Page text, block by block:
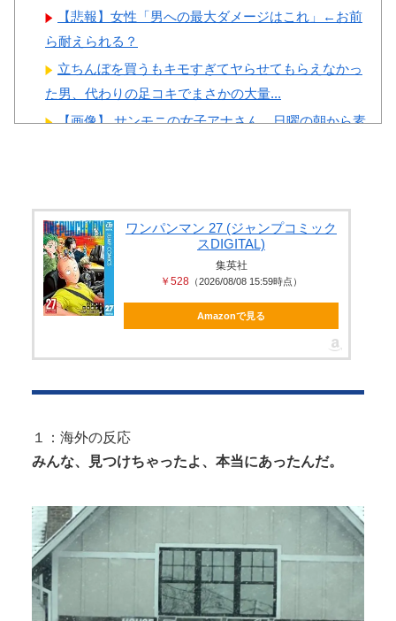
ッフたちの姿をご覧ください」
「あんな状況なら日本だけでは
高級車を買うと葬儀屋さんみた
いになります」
Powered by livedoor 相互RSS
【悲報】女性「男への最大ダメージはこれ」←お前
ら耐えられる？
立ちんぼを買うもキモすぎてヤらせてもらえなかっ
た男、代わりの足コキでまさかの大量...
【画像】 サンモニの女子アナさん、日曜の朝から素
長身美ボディの保育士さんが女性用風俗を勢いで初
利用…子供に絶対見せられないメスの...
井上晴美、乳首ヘア○ードや濡れ場お○ぱいがエ□過ぎ
る！人生最後のラスト写真集、最...
ワンパンマン 27 (ジャンプコミック
スDIGITAL)
集英社
￥528 （2026/08/08 15:59時点）
Amazonで見る
１：海外の反応
みんな、見つけちゃったよ、本当にあったんだ。